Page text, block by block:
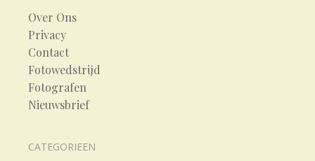
Over Ons
Privacy
Contact
Fotowedstrijd
Fotografen
Nieuwsbrief
CATEGORIEEN